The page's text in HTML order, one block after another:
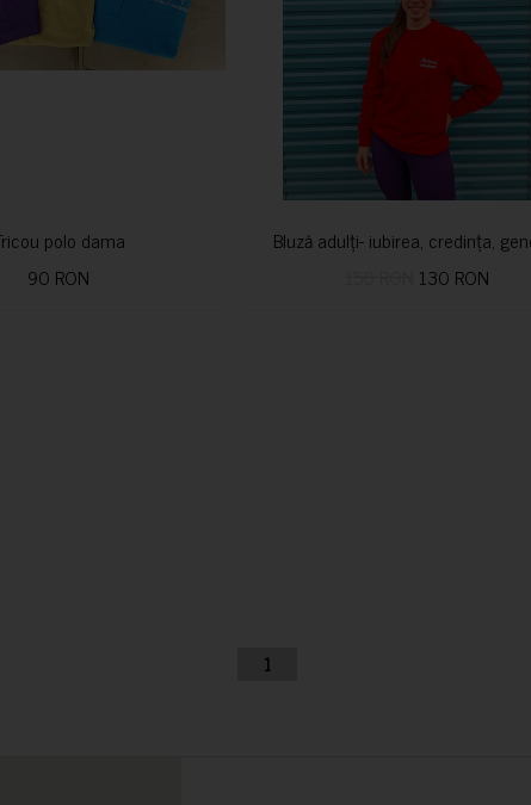
polo dama
90 RON
CUMPARA
Bluză adulți- iubirea, credința,
130 RON
CUMPARA
1